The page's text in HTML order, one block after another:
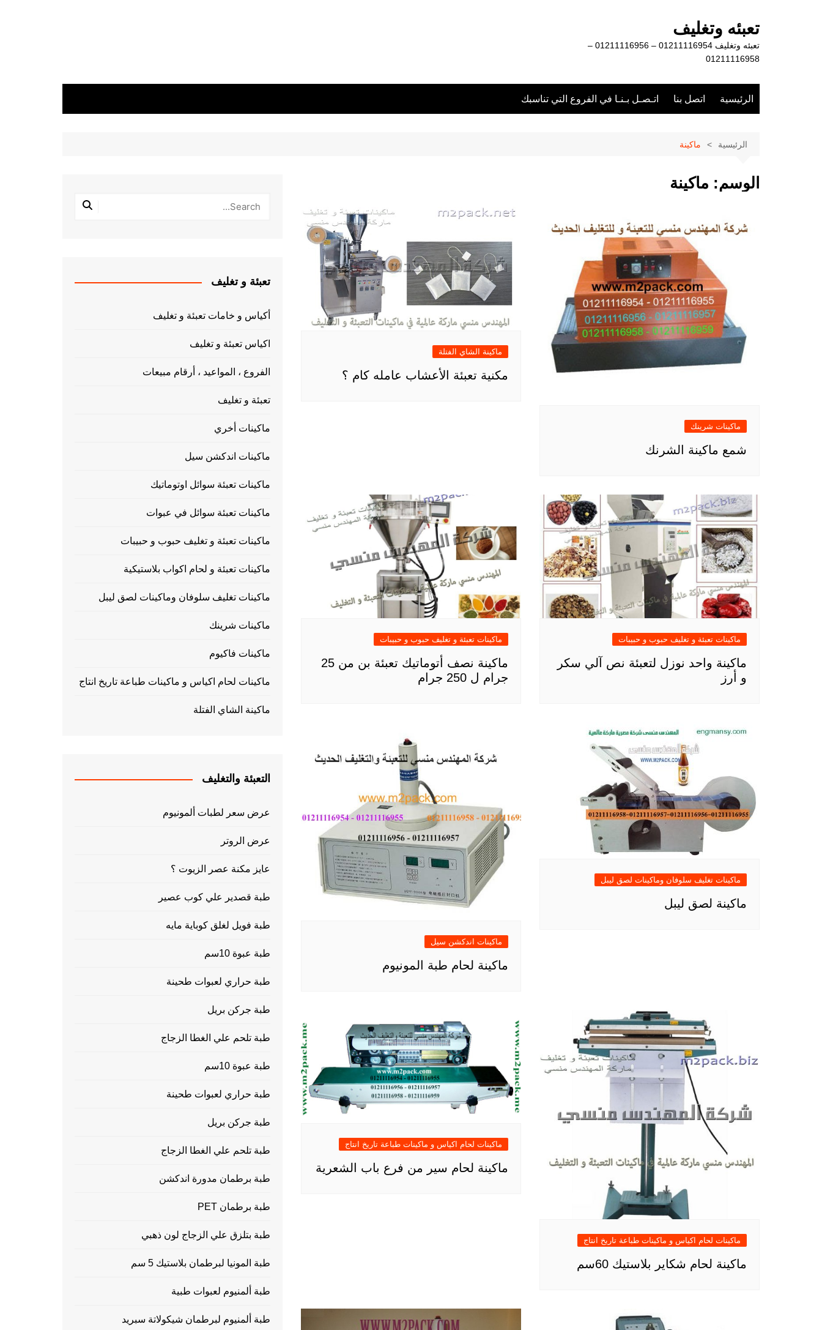
تعبئه وتغليف
تعبئه وتغليف 01211116954 – 01211116956 –
01211116958
الرئيسية اتصل بنا اتـصـل بـنـا في الفروع التي تناسبك
الرئيسية ماكينة
الوسم: ماكينة
ماكينات شرينك
شمع ماكينة الشرنك
ماكينة الشاي الفتلة
مكنية تعبئة الأعشاب عامله كام ؟
ماكينات تعبئة و تغليف حبوب و حبيبات
ماكينة واحد نوزل لتعبئة نص آلي سكر
و أرز
ماكينات تعبئة و تغليف حبوب و حبيبات
ماكينة نصف أتوماتيك تعبئة بن من 25
جرام ل 250 جرام
ماكينات تغليف سلوفان وماكينات لصق ليبل
ماكينة لصق ليبل
ماكينات اندكشن سيل
ماكينة لحام طبة المونيوم
ماكينات لحام اكياس و ماكينات طباعة تاريخ انتاج
ماكينة لحام شكاير بلاستيك 60سم
ماكينات لحام اكياس و ماكينات طباعة تاريخ انتاج
ماكينة لحام سير من فرع باب الشعرية
تعبئة و تغليف
أكياس و خامات تعبئة و تغليف
اكياس تعبئة و تغليف
الفروع ، المواعيد ، أرقام مبيعات
تعبئة و تغليف
ماكينات أخري
ماكينات اندكشن سيل
ماكينات تعبئة سوائل اوتوماتيك
ماكينات تعبئة سوائل في عبوات
ماكينات تعبئة و تغليف حبوب و حبيبات
ماكينات تعبئة و لحام اكواب بلاستيكية
ماكينات تغليف سلوفان وماكينات لصق ليبل
ماكينات شرينك
ماكينات فاكيوم
ماكينات لحام اكياس و ماكينات طباعة تاريخ انتاج
ماكينة الشاي الفتلة
التعبئة والتغليف
عرض سعر لطبات ألمونيوم
عرض الروتر
عايز مكنة عصر الزيوت ؟
طبة قصدير علي كوب عصير
طبة فويل لغلق كوباية مايه
طبة عبوة 10سم
طبة حراري لعبوات طحينة
طبة جركن بريل
طبة تلحم علي الغطا الزجاج
طبة عبوة 10سم
طبة حراري لعبوات طحينة
طبة جركن بريل
طبة تلحم علي الغطا الزجاج
طبة برطمان مدورة اندكشن
طبة برطمان PET
طبة بتلزق علي الزجاج لون ذهبي
طبة المونيا لبرطمان بلاستيك 5 سم
طبة ألمنيوم لعبوات طبية
طبة ألمنيوم لبرطمان شيكولاتة سبريد